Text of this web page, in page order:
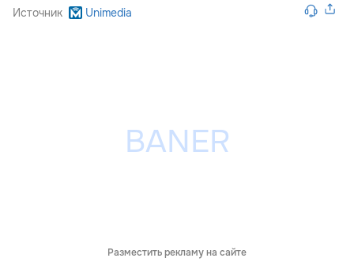
Источник Unimedia
Разместить рекламу на сайте